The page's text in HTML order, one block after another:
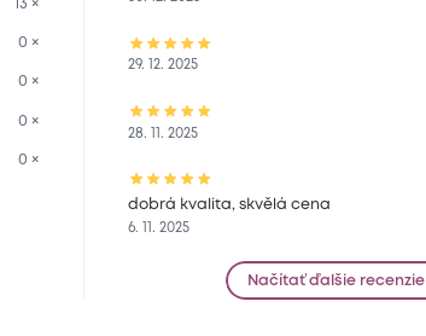
13 ×
0 ×
0 ×
0 ×
0 ×
29. 12. 2025
28. 11. 2025
dobrá kvalita, skvělá cena
6. 11. 2025
Načítať ďalšie recenzie